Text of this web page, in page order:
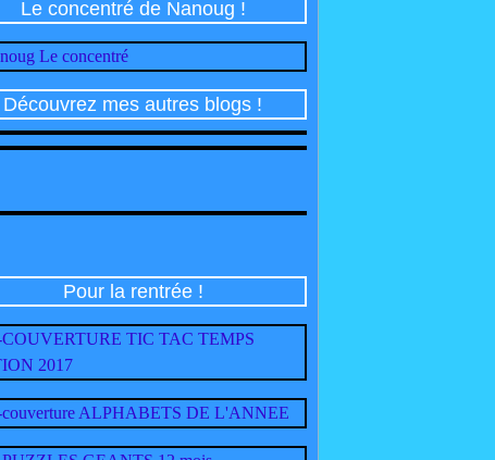
Le concentré de Nanoug !
Découvrez mes autres blogs !
Pour la rentrée !